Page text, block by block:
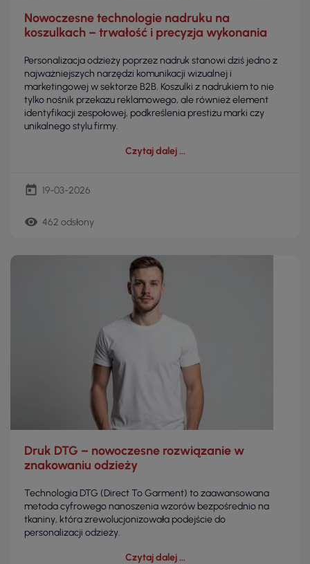
Nowoczesne technologie nadruku na
koszulkach – trwałość i precyzja wykonania
Personalizacja odzieży poprzez nadruk stanowi dziś jedno z
najważniejszych narzędzi komunikacji wizualnej i
marketingowej w sektorze B2B. Koszulki z nadrukiem to nie
tylko nośnik przekazu reklamowego, ale również element
identyfikacji zespołowej, podkreślenia prestiżu marki czy
unikalnego stylu firmy.
Czytaj dalej
today 19-03-2026
remove_red_eye 462 odsłony
Druk DTG – nowoczesne rozwiązanie w
znakowaniu odzieży
Technologia DTG (Direct To Garment) to zaawansowana
metoda cyfrowego nanoszenia wzorów bezpośrednio na
tkaniny, która zrewolucjonizowała podejście do
personalizacji odzieży.
Czytaj dalej